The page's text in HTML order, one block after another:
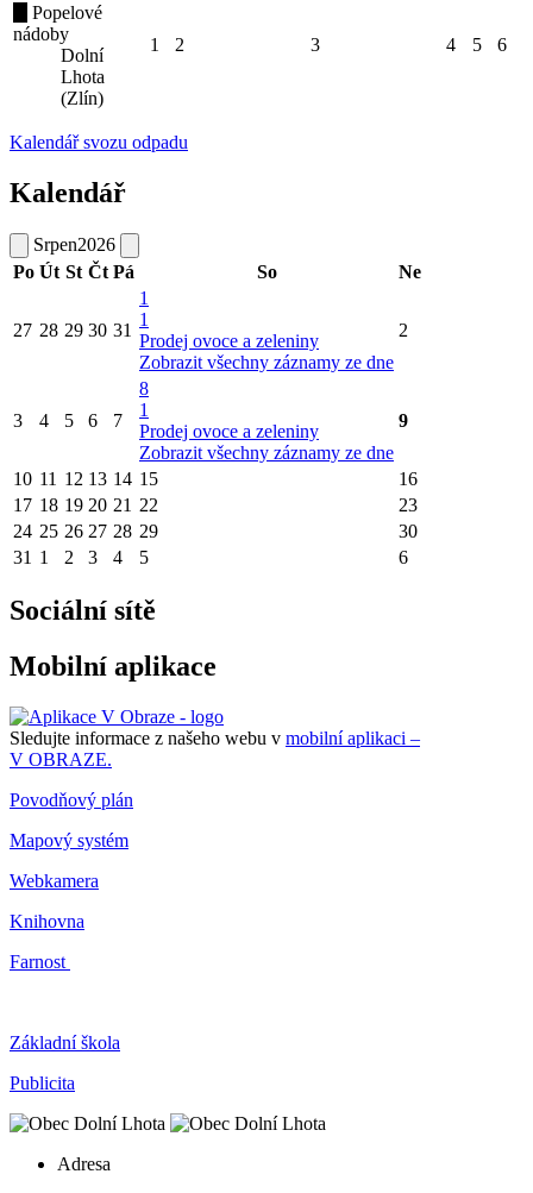
Popelové
nádoby
Dolní
Lhota
(Zlín)
1 2 3 4 5 6
Kalendář svozu odpadu
Kalendář
Srpen2026
Po Út St Čt Pá So Ne
27 28 29 30 31
1
1
Prodej ovoce a zeleniny
Zobrazit všechny záznamy ze dne
2
3 4 5 6 7
8
1
Prodej ovoce a zeleniny
Zobrazit všechny záznamy ze dne
9
10 11 12 13 14 15
16
17 18 19 20 21 22
23
24 25 26 27 28 29
30
31 1 2 3 4 5 6
Sociální sítě
Mobilní aplikace
Sledujte informace z našeho webu v mobilní aplikaci –
V OBRAZE.
Povodňový plán
Mapový systém
Webkamera
Knihovna
Farnost
Základní škola
Publicita
Adresa